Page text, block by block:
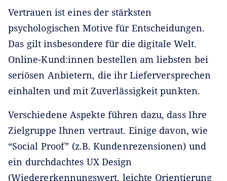
Vertrauen ist eines der stärksten
psychologischen Motive für Entscheidungen.
Das gilt insbesondere für die digitale Welt.
Online-Kund:innen bestellen am liebsten bei
seriösen Anbietern, die ihr Lieferversprechen
einhalten und mit Zuverlässigkeit punkten.
Verschiedene Aspekte führen dazu, dass Ihre
Zielgruppe Ihnen vertraut. Einige davon, wie
“Social Proof” (z.B. Kundenrezensionen) und
ein durchdachtes UX Design
(Wiedererkennungswert, leichte Orientierung